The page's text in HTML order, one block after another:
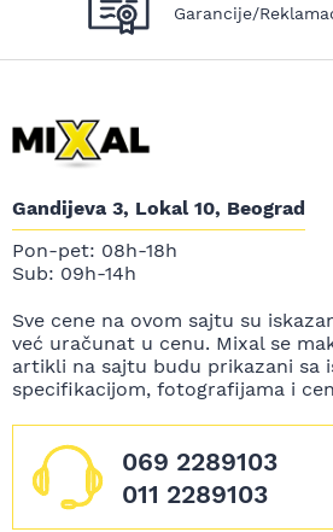
Garancije/
Gandijeva 3, Lokal 10, Beograd
Pon-pet: 08h-18h
Sub: 09h-14h
Sve cene na ovom sajtu su
već uračunat u cenu. Mixal se
artikli na sajtu budu prikazani sa
specifikacijom, fotografijama i
069 2289103
011 2289103